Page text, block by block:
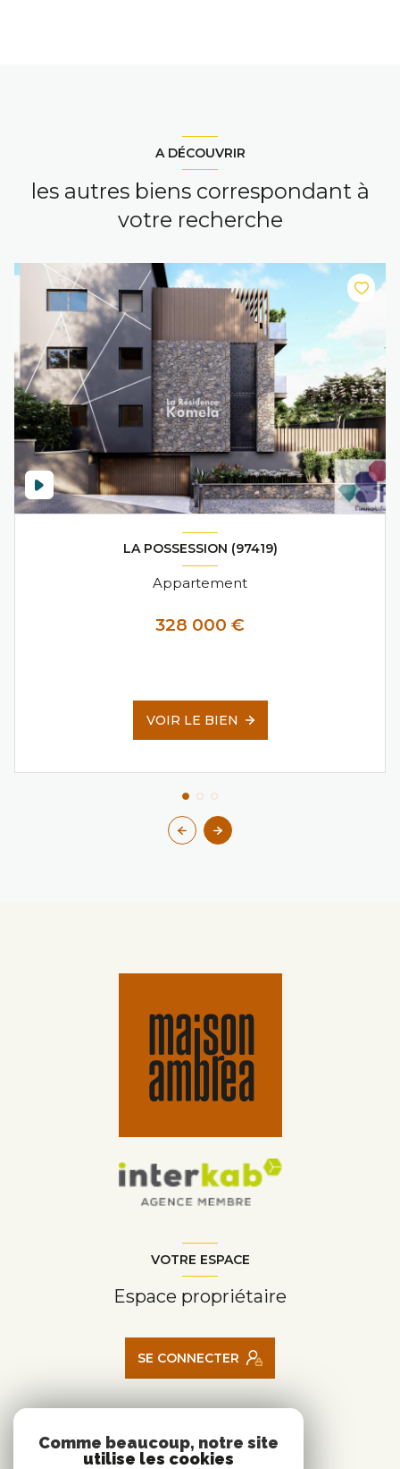
A DÉCOUVRIR
les autres biens correspondant à
votre recherche
LA POSSESSION (97419)
Appartement
328 000 €
VOIR LE BIEN
VOTRE ESPACE
Espace propriétaire
SE CONNECTER
Comme beaucoup, notre site
utilise les cookies